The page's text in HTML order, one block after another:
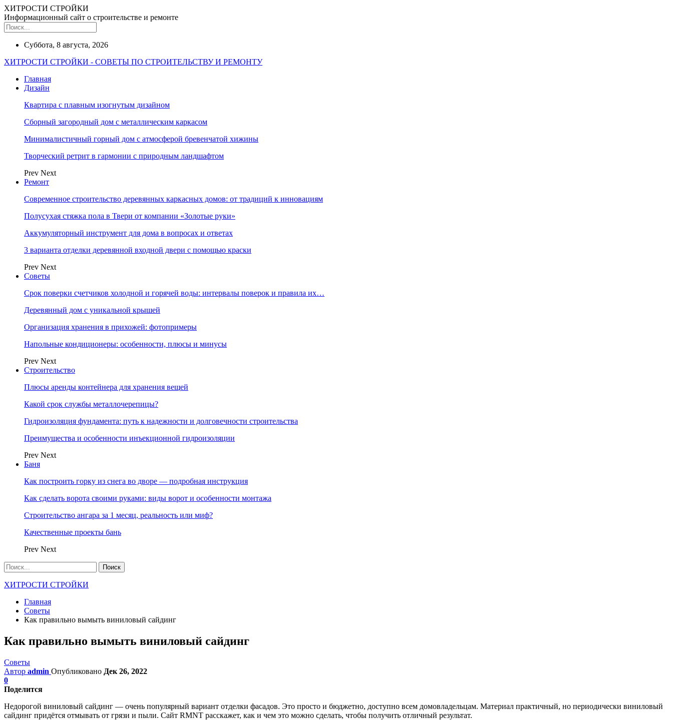
ХИТРОСТИ СТРОЙКИ
Информационный сайт о строительстве и ремонте
Суббота, 8 августа, 2026
ХИТРОСТИ СТРОЙКИ - СОВЕТЫ ПО СТРОИТЕЛЬСТВУ И РЕМОНТУ
Главная
Дизайн
Квартира с плавным изогнутым дизайном
Сборный загородный дом с металлическим каркасом
Минималистичный горный дом с атмосферой бревенчатой хижины
Творческий ретрит в гармонии с природным ландшафтом
Prev Next
Ремонт
Современное строительство деревянных каркасных домов: от традиций к инновациям
Полусухая стяжка пола в Твери от компании «Золотые руки»
Аккумуляторный инструмент для дома в вопросах и ответах
3 варианта отделки деревянной входной двери с помощью краски
Prev Next
Советы
Срок поверки счетчиков холодной и горячей воды: интервалы поверок и правила их…
Деревянный дом с уникальной крышей
Организация хранения в прихожей: фотопримеры
Напольные кондиционеры: особенности, плюсы и минусы
Prev Next
Строительство
Плюсы аренды контейнера для хранения вещей
Какой срок службы металлочерепицы?
Гидроизоляция фундамента: путь к надежности и долговечности строительства
Преимущества и особенности инъекционной гидроизоляции
Prev Next
Баня
Как построить горку из снега во дворе — подробная инструкция
Как сделать ворота своими руками: виды ворот и особенности монтажа
Строительство ангара за 1 месяц, реальность или миф?
Качественные проекты бань
Prev Next
ХИТРОСТИ СТРОЙКИ
Главная
Советы
Как правильно вымыть виниловый сайдинг
Как правильно вымыть виниловый сайдинг
Советы
Автор admin Опубликовано Дек 26, 2022
0
Поделится
Недорогой виниловый сайдинг — очень популярный вариант отделки фасадов. Это просто и бюджетно, доступно всем домовладельцам. Материал практичный, но периодически виниловый
сайдинг придётся отмывать от грязи и пыли. Сайт RMNT расскажет, как и чем это можно сделать, чтобы получить отличный результат.